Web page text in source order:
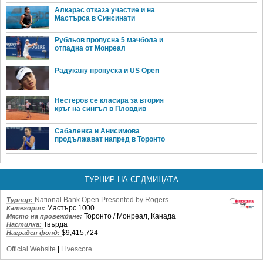
Алкарас отказа участие и на
Мастърса в Синсинати
Рубльов пропусна 5 мачбола и
отпадна от Монреал
Радукану пропуска и US Open
Нестеров се класира за втория
кръг на сингъл в Пловдив
Сабаленка и Анисимова
продължават напред в Торонто
ТУРНИР НА СЕДМИЦАТА
Турнир: National Bank Open Presented by Rogers
Категория: Мастърс 1000
Място на провеждане: Торонто / Монреал, Канада
Настилка: Твърда
Награден фонд: $9,415,724
Official Website
Livescore